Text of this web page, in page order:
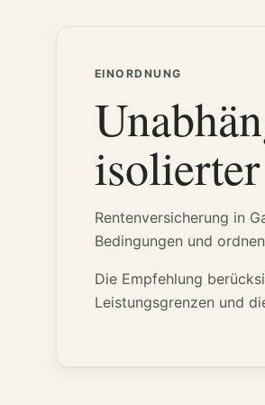
EINORDNUNG
Rentenversicherung in
Bedingungen und
Die Empfehlung
Leistungsgrenzen und